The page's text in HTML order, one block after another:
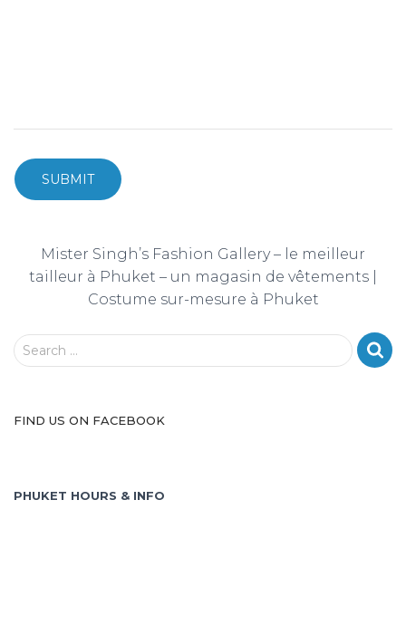
SUBMIT
Mister Singh’s Fashion Gallery – l e meilleur
tailleur à Phuket – u n magasin de vêtements |
Costume sur-mesure à Phuket
S
c
r
Search …
FIND US ON FACEBOOK
PHUKET HOURS & INFO